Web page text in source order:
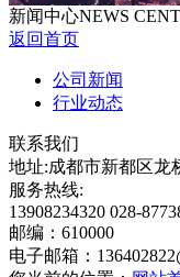
新闻中心NEWS
返回首页
公司新闻
行业动态
联系我们
地址:成都市新都区龙
服务热线:
13908234320 028-
邮编：610000
电子邮箱：